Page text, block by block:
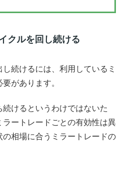
クルを回し続ける
続けるには、利用しているミ
があります。
けるというわけではないた
ートレードごとの有効性は異
相場に合うミラートレードの